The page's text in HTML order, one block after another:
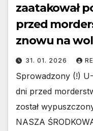
zaatakował
przed
znowu na
31. 01. 2026
Sprowadzony (!)
dni przed
został
NASZA